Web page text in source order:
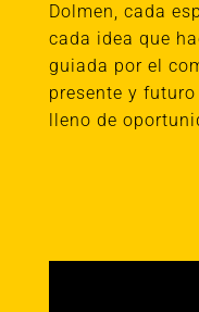
Dolmen, cada
cada idea que
guiada por el
presente y
lleno de